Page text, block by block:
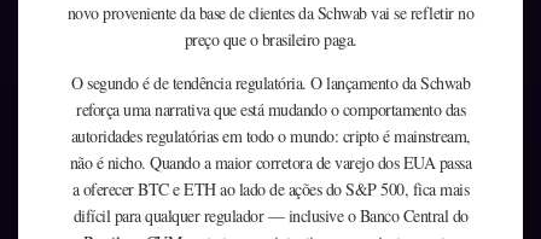
novo proveniente da base de clientes da Schwab vai se refletir no
preço que o brasileiro paga.
O segundo é de tendência regulatória. O lançamento da Schwab
reforça uma narrativa que está mudando o comportamento das
autoridades regulatórias em todo o mundo: cripto é mainstream,
não é nicho. Quando a maior corretora de varejo dos EUA passa
a oferecer BTC e ETH ao lado de ações do S&P 500, fica mais
difícil para qualquer regulador — inclusive o Banco Central do